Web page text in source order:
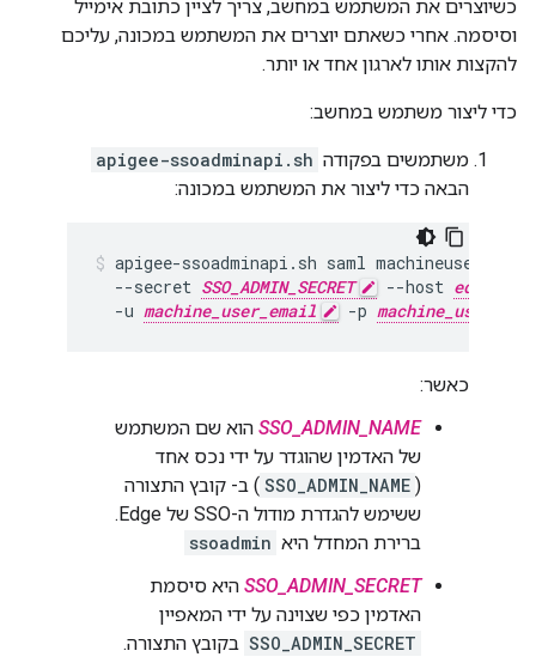
כשיוצרים את המשתמש במחשב, צריך לציין כתובת אימייל
וסיסמה. אחרי כשאתם יוצרים את המשתמש במכונה, עליכם
להקצות אותו לארגון אחד או יותר.
כדי ליצור משתמש במחשב:
משתמשים בפקודה apigee-ssoadminapi.sh
הבאה כדי ליצור את המשתמש במכונה:
apigee-ssoadminapi.sh saml machineuser
  --secret
SSO_ADMIN_SECRET --host
  -u
machine_user_email -p
כאשר:
SSO_ADMIN_NAME הוא שם המשתמש
של האדמין שהוגדר על ידי נכס אחד
(
SSO_ADMIN_NAME ) ב- קובץ התצורה
ששימש להגדרת מודול ה-SSO של Edge.
ברירת המחדל היא ssoadmin
SSO_ADMIN_SECRET היא סיסמת
האדמין כפי שצוינה על ידי המאפיין
SSO_ADMIN_SECRET בקובץ התצורה.